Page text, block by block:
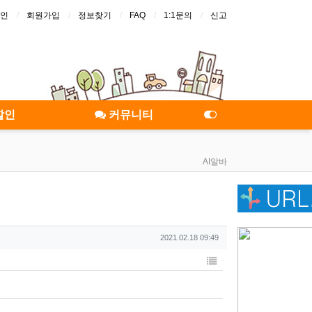
회원가입 정보찾기 FAQ 1:1문의 신고
인 커뮤니티
AI알바
작성일
2021.02.18 09:49
목록